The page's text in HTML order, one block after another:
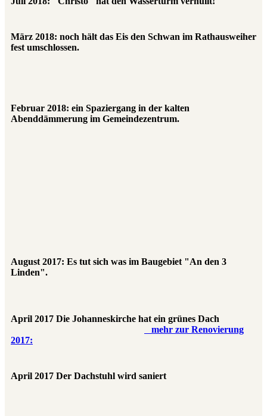
März 2018: noch hält das Eis den Schwan im Rathausweiher
fest umschlossen.
Februar 2018: ein Spaziergang in der kalten
Abenddämmerung im Gemeindezentrum.
August 2017: Es tut sich was im Baugebiet "An den 3
Linden".
April 2017 Die Johanneskirche hat ein grünes Dach
mehr zur Renovierung
2017:
April 2017 Der Dachstuhl wird saniert